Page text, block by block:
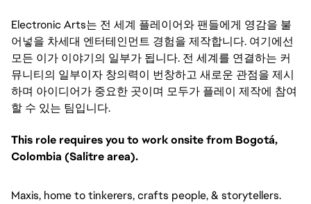
Electronic Arts는 전 세계 플레이어와 팬들에게 영감을 불
어넣을 차세대 엔터테인먼트 경험을 제작합니다. 여기에선
모든 이가 이야기의 일부가 됩니다. 전 세계를 연결하는 커
뮤니티의 일부이자 창의력이 번창하고 새로운 관점을 제시
하며 아이디어가 중요한 곳이며 모두가 플레이 제작에 참여
할 수 있는 팀입니다.
This role requires you to work onsite from Bogotá,
Colombia (Salitre area).
Maxis, home to tinkerers, crafts people, & storytellers.